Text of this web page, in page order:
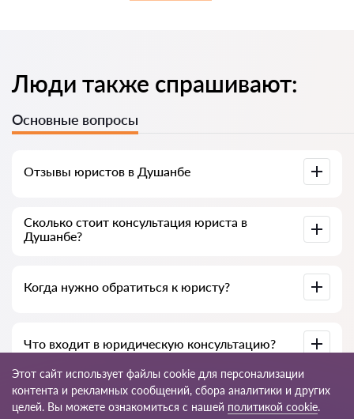
Люди также спрашивают:
Основные вопросы
Отзывы юристов в Душанбе
Advokat-tj.com — полезны для выбора специалиста.
Сколько стоит консультация юриста в
Душанбе?
темы вопроса.
Когда нужно обратиться к юристу?
жалобах или необходимости разъяснения закона.
Что входит в юридическую консультацию?
Анализ ситуации, разъяснение норм закона, варианты
решения, рекомендации и пошаговый план действий.
Этот сайт использует файлы cookie для персонализации
контента и рекламных сообщений, сбора аналитики и других
целей. Вы можете ознакомиться с нашей политикой cookie.